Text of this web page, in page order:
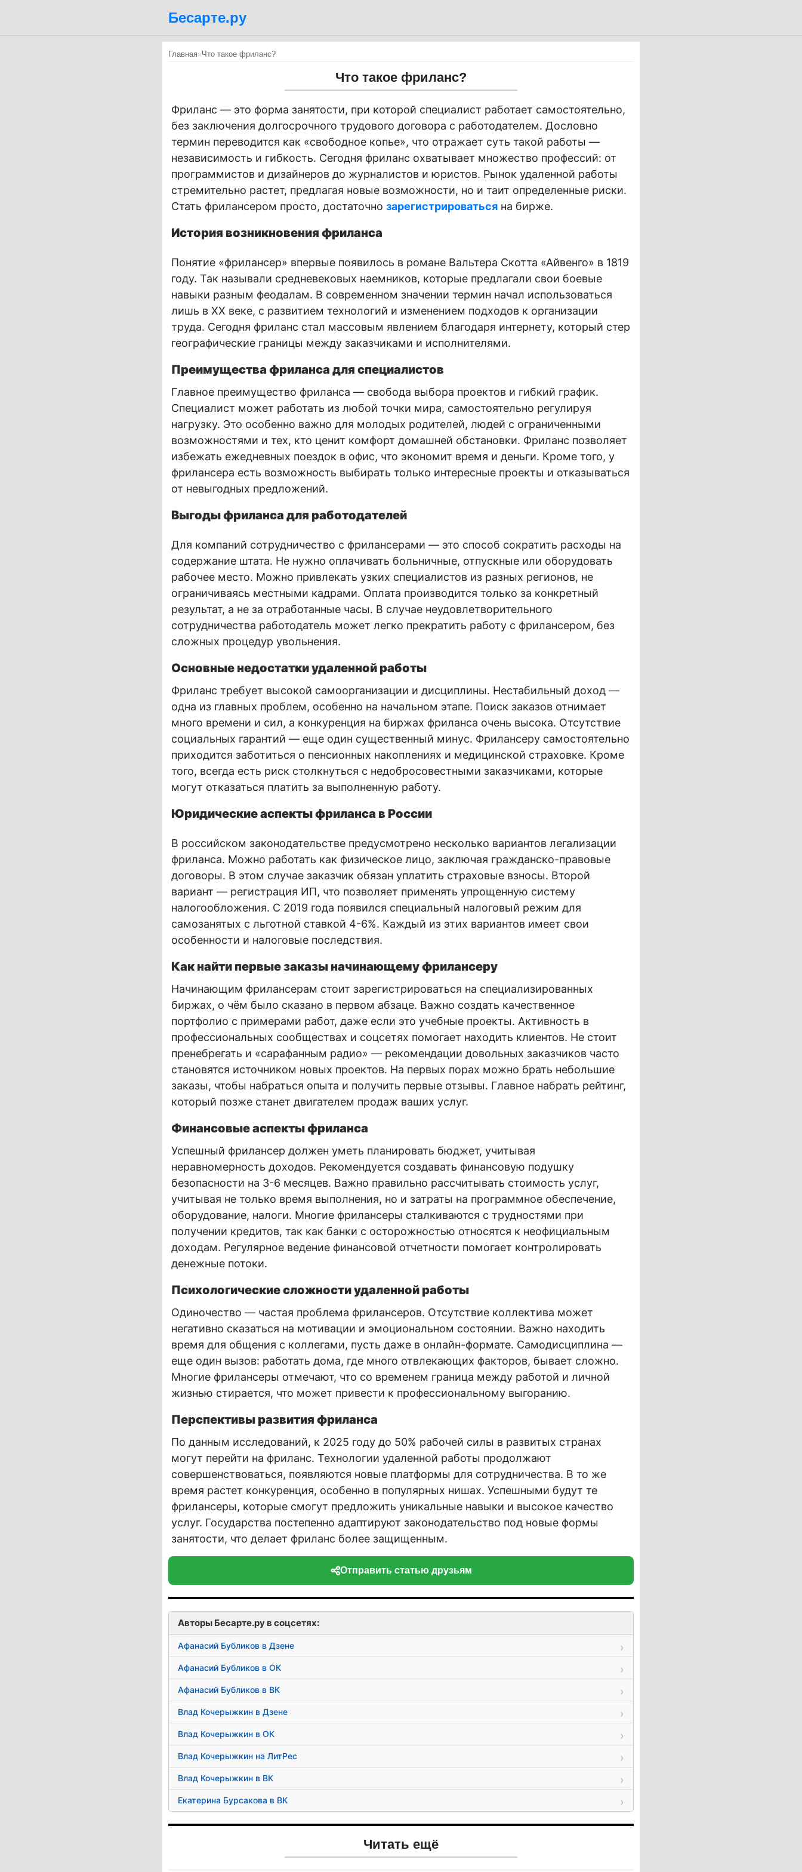
Бесарте.ру
Главная»Что такое фриланс?
Что такое фриланс?
Фриланс — это форма занятости, при которой специалист работает самостоятельно,
без заключения долгосрочного трудового договора с работодателем. Дословно
термин переводится как «свободное копье», что отражает суть такой работы —
независимость и гибкость. Сегодня фриланс охватывает множество профессий: от
программистов и дизайнеров до журналистов и юристов. Рынок удаленной работы
стремительно растет, предлагая новые возможности, но и таит определенные риски.
Стать фрилансером просто, достаточно зарегистрироваться на бирже.
История возникновения фриланса
Понятие «фрилансер» впервые появилось в романе Вальтера Скотта «Айвенго» в 1819
году. Так называли средневековых наемников, которые предлагали свои боевые
навыки разным феодалам. В современном значении термин начал использоваться
лишь в XX веке, с развитием технологий и изменением подходов к организации
труда. Сегодня фриланс стал массовым явлением благодаря интернету, который стер
географические границы между заказчиками и исполнителями.
Преимущества фриланса для специалистов
Главное преимущество фриланса — свобода выбора проектов и гибкий график.
Специалист может работать из любой точки мира, самостоятельно регулируя
нагрузку. Это особенно важно для молодых родителей, людей с ограниченными
возможностями и тех, кто ценит комфорт домашней обстановки. Фриланс позволяет
избежать ежедневных поездок в офис, что экономит время и деньги. Кроме того, у
фрилансера есть возможность выбирать только интересные проекты и отказываться
от невыгодных предложений.
Выгоды фриланса для работодателей
Для компаний сотрудничество с фрилансерами — это способ сократить расходы на
содержание штата. Не нужно оплачивать больничные, отпускные или оборудовать
рабочее место. Можно привлекать узких специалистов из разных регионов, не
ограничиваясь местными кадрами. Оплата производится только за конкретный
результат, а не за отработанные часы. В случае неудовлетворительного
сотрудничества работодатель может легко прекратить работу с фрилансером, без
сложных процедур увольнения.
Основные недостатки удаленной работы
Фриланс требует высокой самоорганизации и дисциплины. Нестабильный доход —
одна из главных проблем, особенно на начальном этапе. Поиск заказов отнимает
много времени и сил, а конкуренция на биржах фриланса очень высока. Отсутствие
социальных гарантий — еще один существенный минус. Фрилансеру самостоятельно
приходится заботиться о пенсионных накоплениях и медицинской страховке. Кроме
того, всегда есть риск столкнуться с недобросовестными заказчиками, которые
могут отказаться платить за выполненную работу.
Юридические аспекты фриланса в России
В российском законодательстве предусмотрено несколько вариантов легализации
фриланса. Можно работать как физическое лицо, заключая гражданско-правовые
договоры. В этом случае заказчик обязан уплатить страховые взносы. Второй
вариант — регистрация ИП, что позволяет применять упрощенную систему
налогообложения. С 2019 года появился специальный налоговый режим для
самозанятых с льготной ставкой 4-6%. Каждый из этих вариантов имеет свои
особенности и налоговые последствия.
Как найти первые заказы начинающему фрилансеру
Начинающим фрилансерам стоит зарегистрироваться на специализированных
биржах, о чём было сказано в первом абзаце. Важно создать качественное
портфолио с примерами работ, даже если это учебные проекты. Активность в
профессиональных сообществах и соцсетях помогает находить клиентов. Не стоит
пренебрегать и «сарафанным радио» — рекомендации довольных заказчиков часто
становятся источником новых проектов. На первых порах можно брать небольшие
заказы, чтобы набраться опыта и получить первые отзывы. Главное набрать рейтинг,
который позже станет двигателем продаж ваших услуг.
Финансовые аспекты фриланса
Успешный фрилансер должен уметь планировать бюджет, учитывая
неравномерность доходов. Рекомендуется создавать финансовую подушку
безопасности на 3-6 месяцев. Важно правильно рассчитывать стоимость услуг,
учитывая не только время выполнения, но и затраты на программное обеспечение,
оборудование, налоги. Многие фрилансеры сталкиваются с трудностями при
получении кредитов, так как банки с осторожностью относятся к неофициальным
доходам. Регулярное ведение финансовой отчетности помогает контролировать
денежные потоки.
Психологические сложности удаленной работы
Одиночество — частая проблема фрилансеров. Отсутствие коллектива может
негативно сказаться на мотивации и эмоциональном состоянии. Важно находить
время для общения с коллегами, пусть даже в онлайн-формате. Самодисциплина —
еще один вызов: работать дома, где много отвлекающих факторов, бывает сложно.
Многие фрилансеры отмечают, что со временем граница между работой и личной
жизнью стирается, что может привести к профессиональному выгоранию.
Перспективы развития фриланса
По данным исследований, к 2025 году до 50% рабочей силы в развитых странах
могут перейти на фриланс. Технологии удаленной работы продолжают
совершенствоваться, появляются новые платформы для сотрудничества. В то же
время растет конкуренция, особенно в популярных нишах. Успешными будут те
фрилансеры, которые смогут предложить уникальные навыки и высокое качество
услуг. Государства постепенно адаптируют законодательство под новые формы
занятости, что делает фриланс более защищенным.
Отправить статью друзьям
Авторы Бесарте.ру в соцсетях:
Афанасий Бубликов в Дзене
Афанасий Бубликов в ОК
Афанасий Бубликов в ВК
Влад Кочерыжкин в Дзене
Влад Кочерыжкин в ОК
Влад Кочерыжкин на ЛитРес
Влад Кочерыжкин в ВК
Екатерина Бурсакова в ВК
Читать ещё